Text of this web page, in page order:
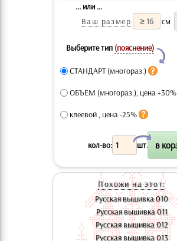
... или ...
Ваш размер
см
Выберите тип (пояснение)
Y
СТАНДАРТ (многораз.)
ОБЪЕМ (многораз.), цена +30%
клеевой , цена -25%
кол-во: шт.
X
Похожи на этот:
Русская вышивка 010
Русская вышивка 011
Русская вышивка 012
Русская вышивка 013